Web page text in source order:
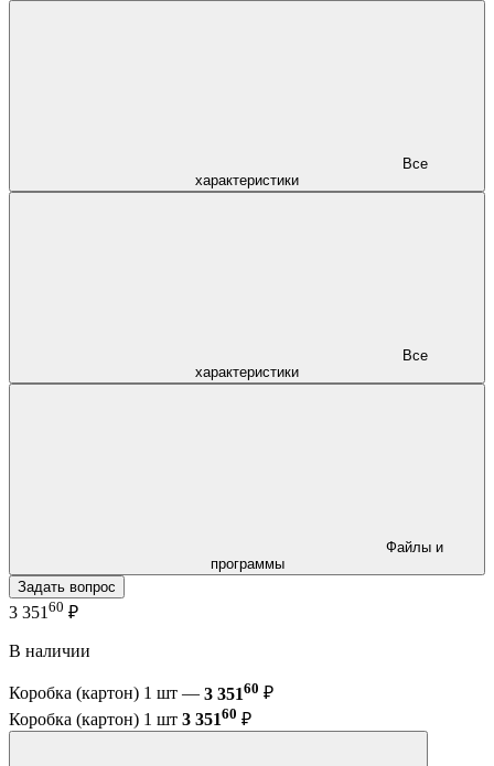
характеристики
характеристики
программы
Задать вопрос
3 351 60 ₽
В наличии
Коробка (картон) 1 шт — 3 35160 ₽
Коробка (картон) 1 шт 3 35160 ₽